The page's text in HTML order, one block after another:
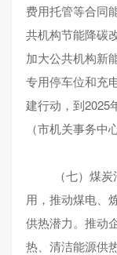
费用托管等合同
共机构节能降碳
加大公共机构新
专用停车位和充
建行动，到2025
（市机关事务中
（七）煤
用，推动煤电、
供热潜力。推动
热、清洁能源供